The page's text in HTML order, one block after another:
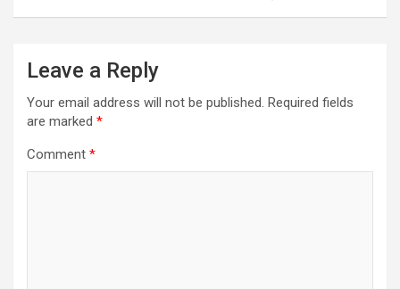
Leave a Reply
Your email address will not be published. Required fields
are marked *
Comment *